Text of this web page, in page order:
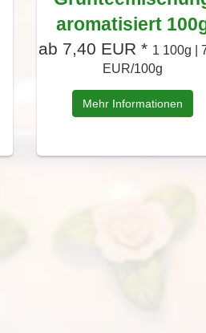
aromatisiert
ab 7,40 EUR * 1 100g |
EUR/100g
Mehr Informationen